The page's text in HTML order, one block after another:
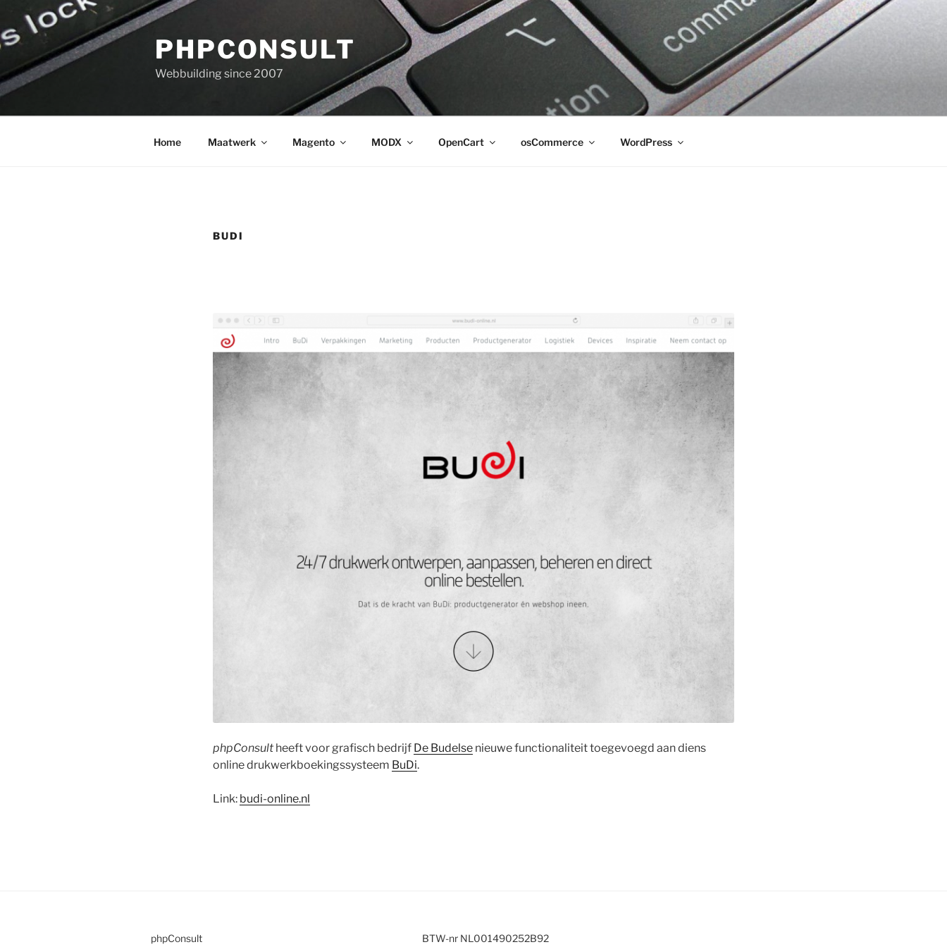
content
PHPCONSULT
Webbuilding since 2007
Home Maatwerk Magento MODX OpenCart osCommerce WordPress
BUDI
phpConsult heeft voor grafisch bedrijf De Budelse nieuwe functionaliteit toegevoegd aan diens
online drukwerkboekingssysteem BuDi.
Link: budi-online.nl
phpConsult BTW-nr NL001490252B92